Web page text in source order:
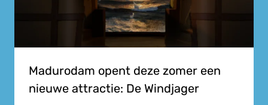
Madurodam opent deze zomer een
nieuwe attractie: De Windjager